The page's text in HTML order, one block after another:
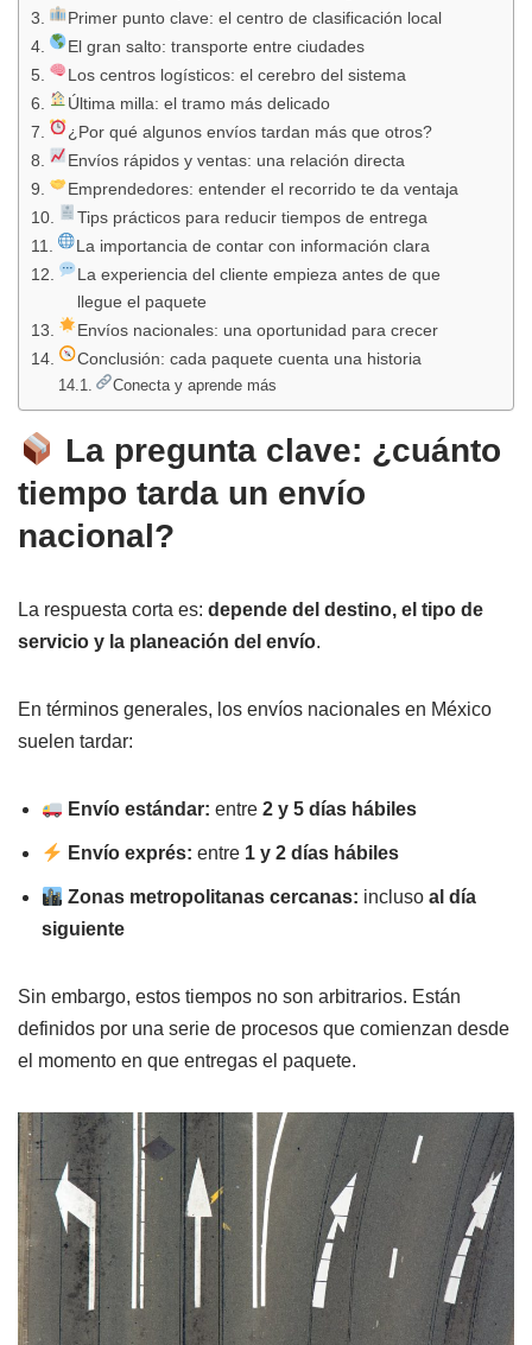
Primer punto clave: el centro de clasificación local
El gran salto: transporte entre ciudades
Los centros logísticos: el cerebro del sistema
Última milla: el tramo más delicado
¿Por qué algunos envíos tardan más que otros?
Envíos rápidos y ventas: una relación directa
Emprendedores: entender el recorrido te da ventaja
Tips prácticos para reducir tiempos de entrega
La importancia de contar con información clara
La experiencia del cliente empieza antes de que
llegue el paquete
Envíos nacionales: una oportunidad para crecer
Conclusión: cada paquete cuenta una historia
Conecta y aprende más
La pregunta clave: ¿cuánto
tiempo tarda un envío
nacional?
La respuesta corta es: depende del destino, el tipo de
servicio y la planeación del envío.
En términos generales, los envíos nacionales en México
suelen tardar:
Envío estándar: entre2 y 5 días hábiles
Envío exprés: entre 1 y 2 días hábiles
Zonas metropolitanas cercanas: inclusoal día
siguiente
Sin embargo, estos tiempos no son arbitrarios. Están
definidos por una serie de procesos que comienzan desde
el momento en que entregas el paquete.